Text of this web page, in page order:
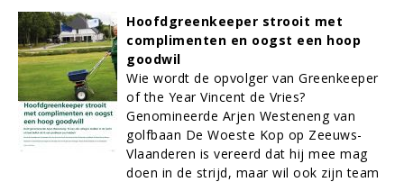
Hoofdgreenkeeper strooit met
complimenten en oogst een hoop
goodwil
Wie wordt de opvolger van Greenkeeper
of the Year Vincent de Vries?
Genomineerde Arjen Westeneng van
golfbaan De Woeste Kop op Zeeuws-
Vlaanderen is vereerd dat hij mee mag
doen in de strijd, maar wil ook zijn team